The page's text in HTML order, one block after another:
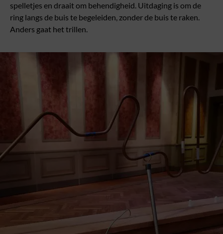
spelletjes en draait om behendigheid. Uitdaging is om de
ring langs de buis te begeleiden, zonder de buis te raken.
Anders gaat het trillen.